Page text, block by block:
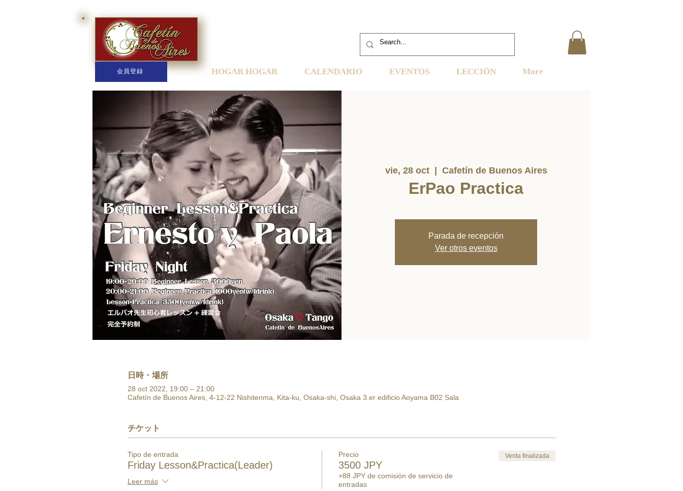
会員登録 HOGAR HOGAR CALENDARIO EVENTOS LECCIÓN More
vie, 28 oct
  |
Cafetín de Buenos Aires
ErPao Practica
Parada de recepción
Ver otros eventos
日時・場所
28 oct 2022, 19:00 – 21:00
Cafetín de Buenos Aires, 4-12-22 Nishitenma, Kita-ku, Osaka-shi, Osaka 3.er edificio Aoyama B02 Sala
チケット
Tipo de entrada
Friday Lesson&Practica(Leader)
Leer más
Precio
3500 JPY
+88 JPY de comisión de servicio de
entradas
Venta finalizada